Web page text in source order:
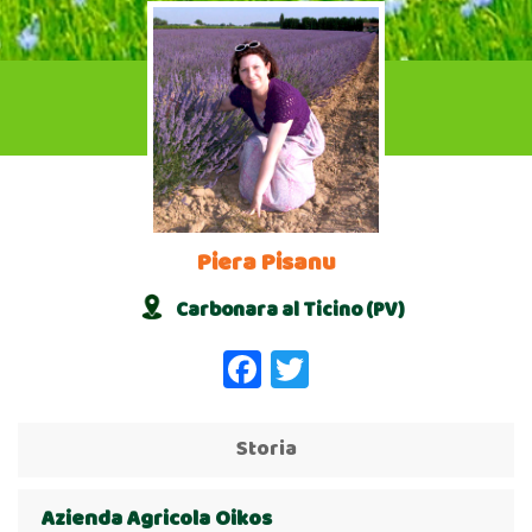
Piera Pisanu
Carbonara al Ticino (PV)
Facebook
Storia
Azienda Agricola Oikos